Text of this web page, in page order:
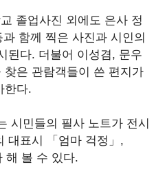
졸업사진 외에도 은사 정
함께 찍은 사진과 시인의
된다. 더불어 이성겸, 문우
은 관람객들이 쓴 편지가
한다.
시민들의 필사 노트가 전시
대표시 「엄마 걱정」,
해 볼 수 있다.